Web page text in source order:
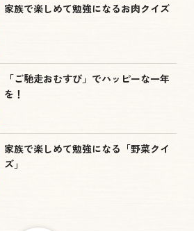
家族で楽しめて勉強になるお肉クイズ
「ご馳走おむすび」でハッピーな一年
を！
家族で楽しめて勉強になる「野菜クイ
ズ」